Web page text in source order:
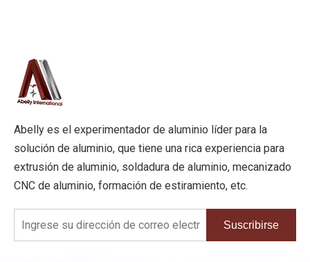
Abelly es el experimentador de aluminio líder para la
solución de aluminio, que tiene una rica experiencia para
extrusión de aluminio, soldadura de aluminio, mecanizado
CNC de aluminio, formación de estiramiento, etc.
Suscribirse